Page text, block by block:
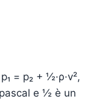
= p₂ + ½·ρ·v²,
e ½ è un